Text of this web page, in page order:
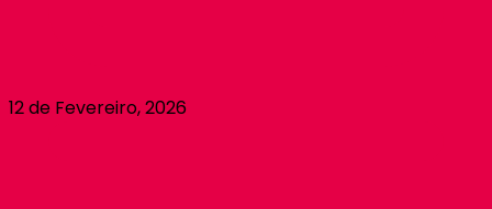
12 de Fevereiro, 2026